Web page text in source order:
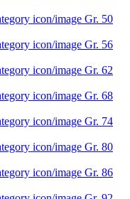
Gr. 50
Gr. 56
Gr. 62
Gr. 68
Gr. 74
Gr. 80
Gr. 86